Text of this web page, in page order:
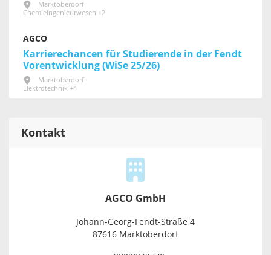
Marktoberdorf
Chemieingenieurwesen +2
AGCO
Karrierechancen für Studierende in der Fendt
Vorentwicklung (WiSe 25/26)
Marktoberdorf
Elektrotechnik +4
Kontakt
AGCO GmbH
Johann-Georg-Fendt-Straße 4
87616 Marktoberdorf